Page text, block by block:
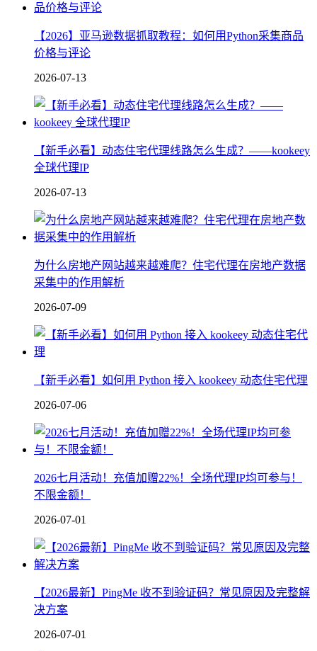
【2026】亚马逊数据抓取教程：如何用Python采集商品
价格与评论
2026-07-13
【新手必看】动态住宅代理线路怎么生成？——kookeey
全球代理IP
2026-07-13
为什么房地产网站越来越难爬？住宅代理在房地产数据
采集中的作用解析
2026-07-09
【新手必看】如何用 Python 接入 kookeey 动态住宅代理
2026-07-06
2026七月活动！充值加赠22%！全场代理IP均可参与！
不限金额！
2026-07-01
【2026最新】PingMe 收不到验证码？常见原因及完整解
决方案
2026-07-01